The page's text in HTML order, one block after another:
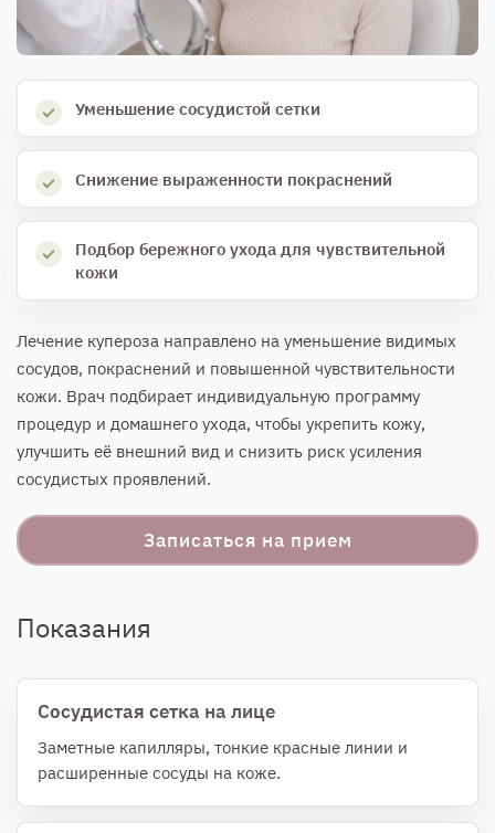
Уменьшение сосудистой сетки
Снижение выраженности покраснений
Подбор бережного ухода для чувствительной
кожи
Лечение купероза направлено на уменьшение видимых
сосудов, покраснений и повышенной чувствительности
кожи. Врач подбирает индивидуальную программу
процедур и домашнего ухода, чтобы укрепить кожу,
улучшить её внешний вид и снизить риск усиления
сосудистых проявлений.
Записаться на прием
Показания
Сосудистая сетка на лице
Заметные капилляры, тонкие красные линии и
расширенные сосуды на коже.